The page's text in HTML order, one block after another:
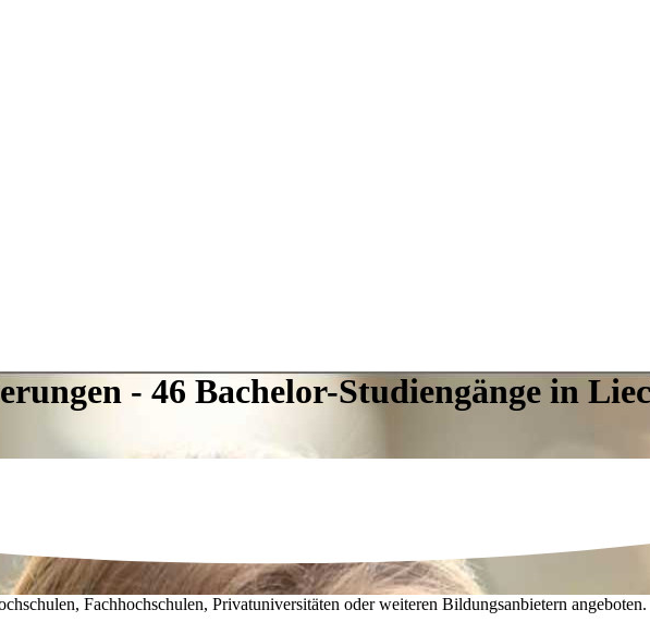
- 46 Bachelor-Studiengänge in
Fachhochschulen, Privatuniversitäten oder weiteren Bildungsanbietern angeboten.